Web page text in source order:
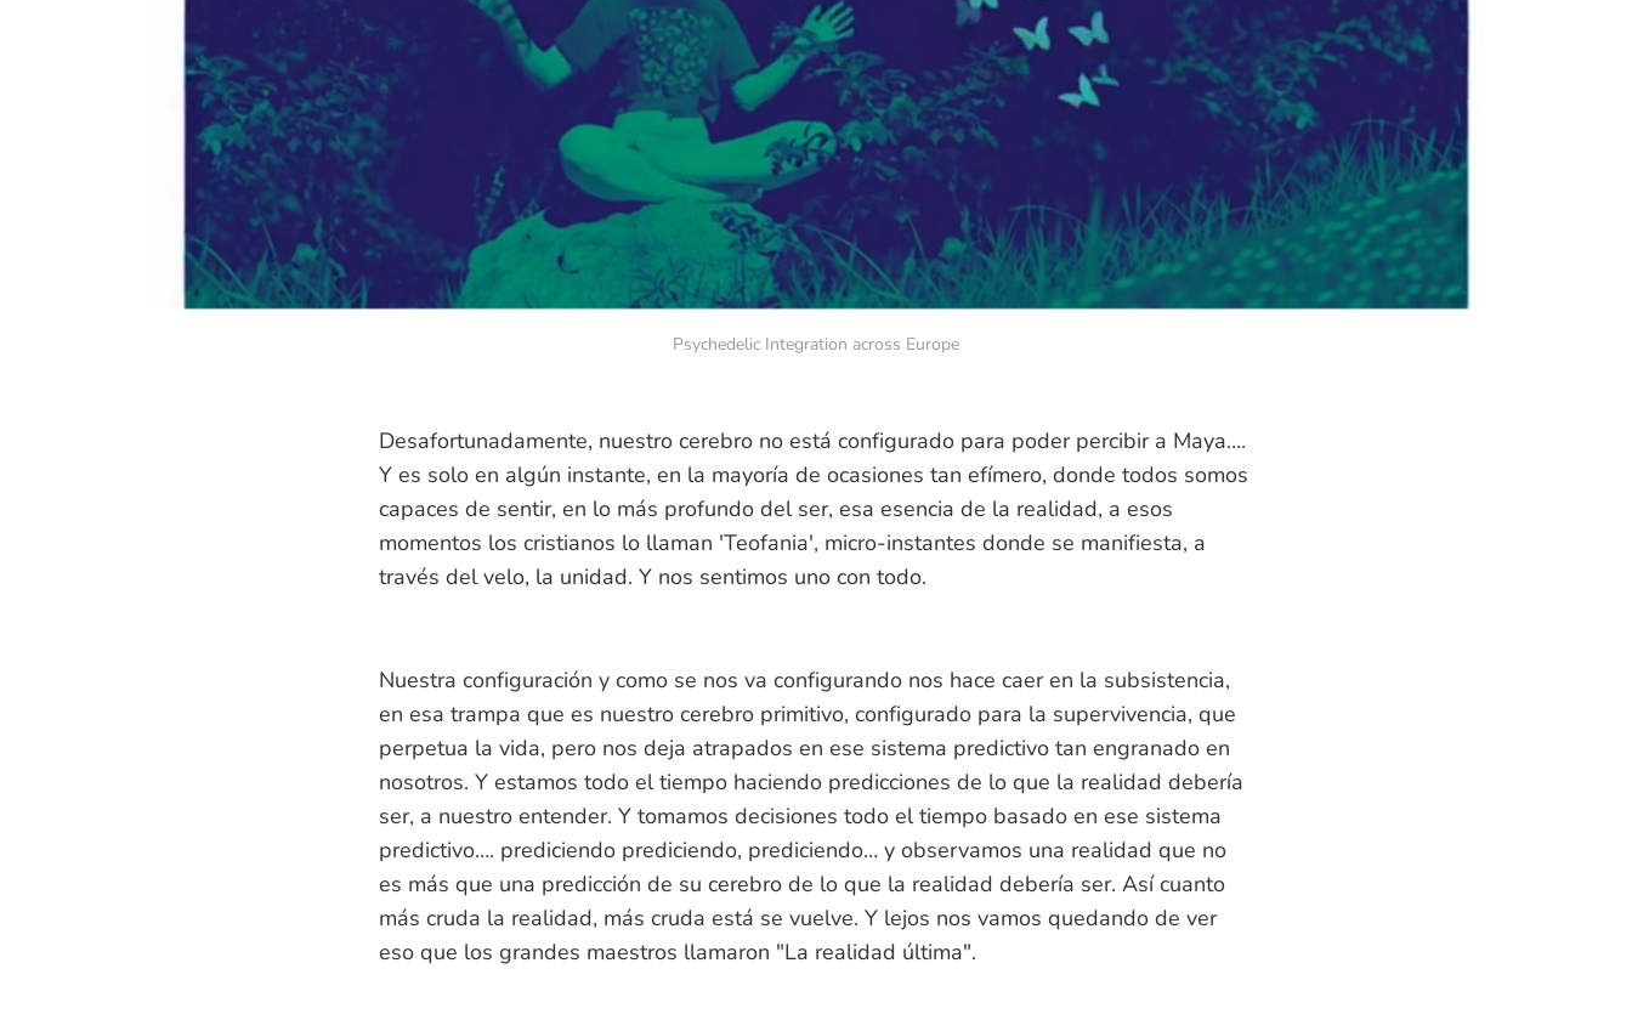
Psychedelic Integration across Europe
Desafortunadamente, nuestro cerebro no está configurado para poder percibir a Maya….
Y es solo en algún instante, en la mayoría de ocasiones tan efímero, donde todos somos
capaces de sentir, en lo más profundo del ser, esa esencia de la realidad, a esos
momentos los cristianos lo llaman 'Teofania', micro-instantes donde se manifiesta, a
través del velo, la unidad. Y nos sentimos uno con todo.
Nuestra configuración y como se nos va configurando nos hace caer en la subsistencia,
en esa trampa que es nuestro cerebro primitivo, configurado para la supervivencia, que
perpetua la vida, pero nos deja atrapados en ese sistema predictivo tan engranado en
nosotros. Y estamos todo el tiempo haciendo predicciones de lo que la realidad debería
ser, a nuestro entender. Y tomamos decisiones todo el tiempo basado en ese sistema
predictivo…. prediciendo prediciendo, prediciendo… y observamos una realidad que no
es más que una predicción de su cerebro de lo que la realidad debería ser. Así cuanto
más cruda la realidad, más cruda está se vuelve. Y lejos nos vamos quedando de ver
eso que los grandes maestros llamaron "La realidad última".